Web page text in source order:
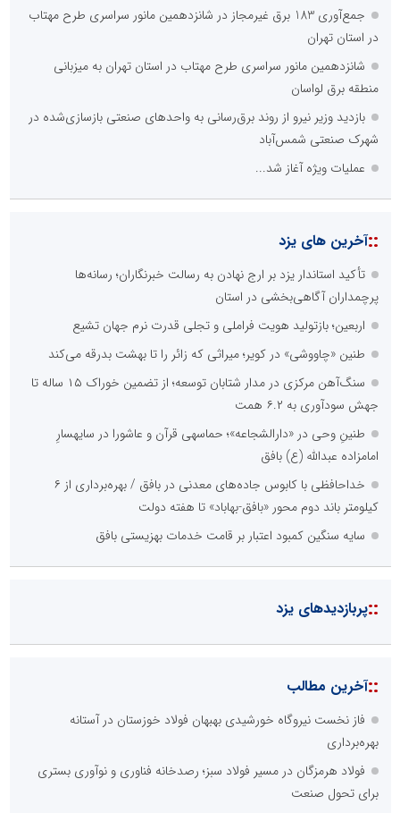
جمع‌آوری 183 برق غیرمجاز در شانزدهمین مانور سراسری طرح مهتاب
در استان تهران
شانزدهمین مانور سراسری طرح مهتاب در استان تهران به میزبانی
منطقه برق لواسان
بازدید وزیر نیرو از روند برق‌رسانی به واحدهای صنعتی بازسازی‌شده در
شهرک صنعتی شمس‌آباد
عملیات ویژه آغاز شد...
::آخرین های یزد
تأکید استاندار یزد بر ارج نهادن به رسالت خبرنگاران؛ رسانه‌ها
پرچمداران آگاهی‌بخشی در استان
اربعین؛ بازتولید هویت فراملی و تجلی قدرت نرم جهان تشیع
طنین «چاووشی» در کویر؛ میراثی که زائر را تا بهشت بدرقه می‌کند
سنگ‌آهن مرکزی در مدار شتابان توسعه؛ از تضمین خوراک ۱۵ ساله تا
جهش سودآوری به ۶.۲ همت
طنینِ وحی در «دارالشجاعه»؛ حماسهی قرآن و عاشورا در سایهسارِ
امامزاده عبدالله (ع) بافق
خداحافظی با کابوس جاده‌های معدنی در بافق / بهره‌برداری از ۶
کیلومتر باند دوم محور «بافق-بهاباد» تا هفته دولت
سایه سنگین کمبود اعتبار بر قامت خدمات بهزیستی بافق
::پربازدیدهای یزد
::آخرین مطالب
فاز نخست نیروگاه خورشیدی بهبهان فولاد خوزستان در آستانه
بهره‌برداری
فولاد هرمزگان در مسیر فولاد سبز؛ رصدخانه فناوری و نوآوری بستری
برای تحول صنعت